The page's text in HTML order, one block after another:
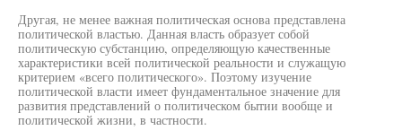
Другая, не менее важная политическая основа представлена
политической властью. Данная власть образует собой
политическую субстанцию, определяющую качественные
характеристики всей политической реальности и служащую
критерием «всего политического». Поэтому изучение
политической власти имеет фундаментальное значение для
развития представлений о политическом бытии вообще и
политической жизни, в частности.